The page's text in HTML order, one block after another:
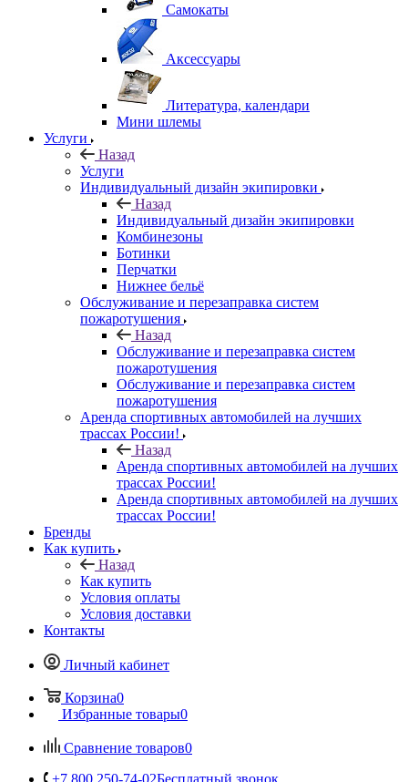
Самокаты
Аксессуары
Литература, календари
Мини шлемы
Услуги
Назад
Услуги
Индивидуальный дизайн экипировки
Назад
Индивидуальный дизайн экипировки
Комбинезоны
Ботинки
Перчатки
Нижнее бельё
Обслуживание и перезаправка систем
пожаротушения
Назад
Обслуживание и перезаправка систем
пожаротушения
Обслуживание и перезаправка систем
пожаротушения
Аренда спортивных автомобилей на лучших
трассах России!
Назад
Аренда спортивных автомобилей на лучших
трассах России!
Аренда спортивных автомобилей на лучших
трассах России!
Бренды
Как купить
Назад
Как купить
Условия оплаты
Условия доставки
Контакты
Личный кабинет
Корзина0
Избранные товары0
Сравнение товаров0
+7 800 250-74-02Бесплатный звонок